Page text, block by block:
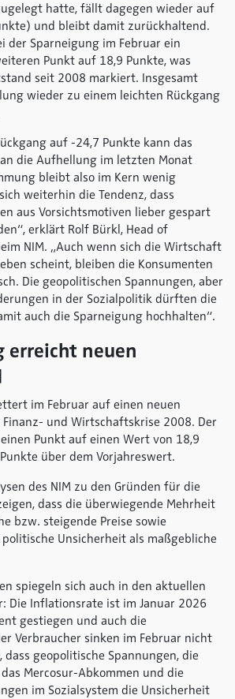
hatte, fällt dagegen wieder auf
und bleibt damit zurückhaltend.
der Sparneigung im Februar ein
Punkt auf 18,9 Punkte, was
seit 2008 markiert. Insgesamt
wieder zu einem leichten Rückgang
auf -24,7 Punkte kann das
die Aufhellung im letzten Monat
bleibt also im Kern wenig
weiterhin die Tendenz, dass
aus Vorsichtsmotiven lieber gespart
erklärt Rolf Bürkl, Head of
NIM. „Auch wenn sich die Wirtschaft
scheint, bleiben die Konsumenten
Die geopolitischen Spannungen, aber
in der Sozialpolitik dürften die
auch die Sparneigung hochhalten“.
erreicht neuen
im Februar auf einen neuen
und Wirtschaftskrise 2008. Der
Punkt auf einen Wert von 18,9
über dem Vorjahreswert.
des NIM zu den Gründen für die
dass die überwiegende Mehrheit
bzw. steigende Preise sowie
Unsicherheit als maßgebliche
spiegeln sich auch in den aktuellen
Die Inflationsrate ist im Januar 2026
gestiegen und auch die
Verbraucher sinken im Februar nicht
geopolitische Spannungen, die
Mercosur-Abkommen und die
im Sozialsystem die Unsicherheit